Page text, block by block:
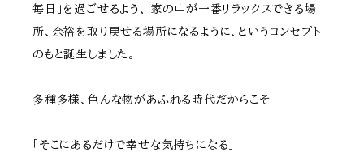
毎日」を過ごせるよう、 家の中が一番リラックスできる場
所、余裕を取り戻せる場所になるように、というコンセプト
のもと誕生しました。
多種多様、色んな物があふれる時代だからこそ
「そこにあるだけで幸せな気持ちになる」